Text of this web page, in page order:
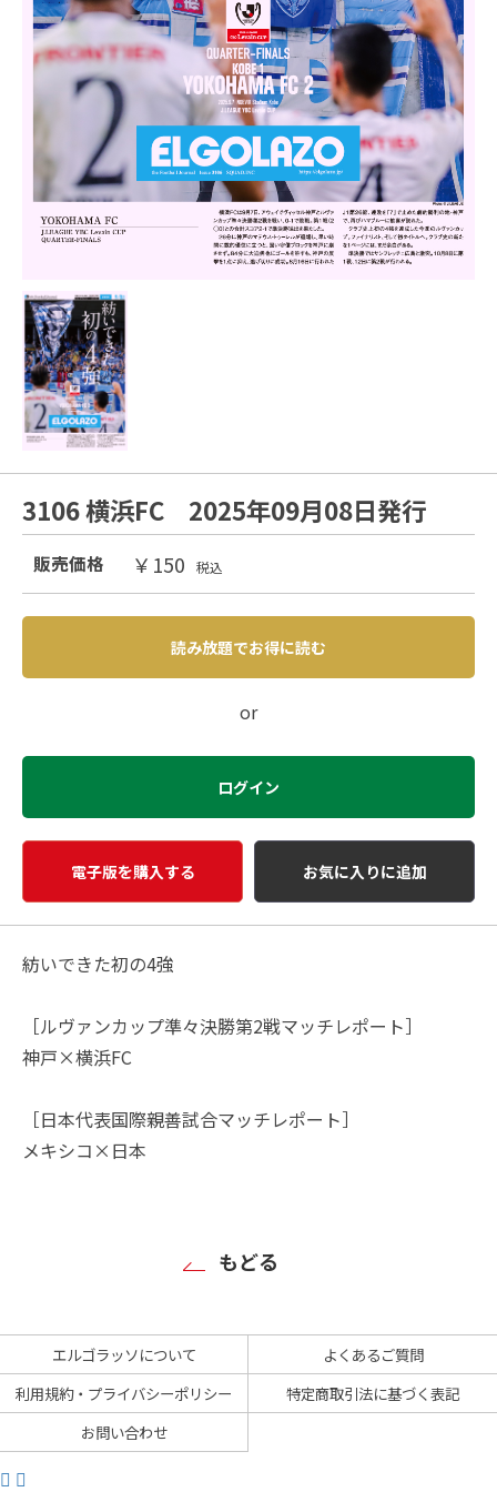
3106 横浜FC 2025年09月08日発行
販売価格 ￥150 税込
読み放題でお得に読む
or
ログイン
電子版を購入する お気に入りに追加
紡いできた初の4強
［ルヴァンカップ準々決勝第2戦マッチレポート］
神戸×横浜FC
［日本代表国際親善試合マッチレポート］
メキシコ×日本
もどる
エルゴラッソについて
よくあるご質問
利用規約・プライバシーポリシー
特定商取引法に基づく表記
お問い合わせ